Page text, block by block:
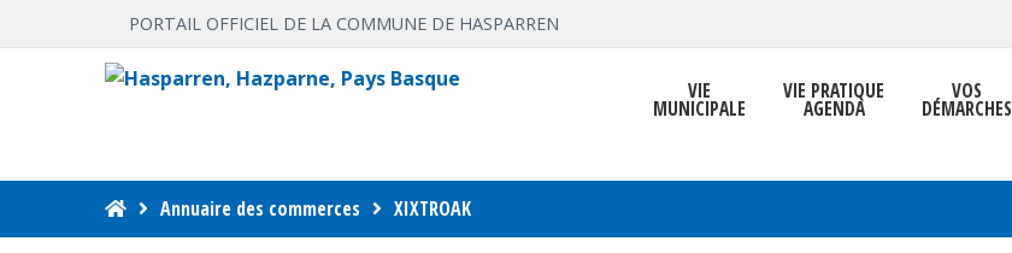
PORTAIL OFFICIEL DE LA COMMUNE DE HASPARREN
VIE
MUNICIPALE
VIE PRATIQUE
AGENDA
VOS
DÉMARCHES
Annuaire des commerces XIXTROAK